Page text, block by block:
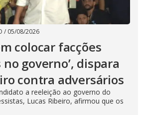
/ 05/08/2026
colocar facções
governo’, dispara
contra adversários
a reeleição ao governo do
Lucas Ribeiro, afirmou que os